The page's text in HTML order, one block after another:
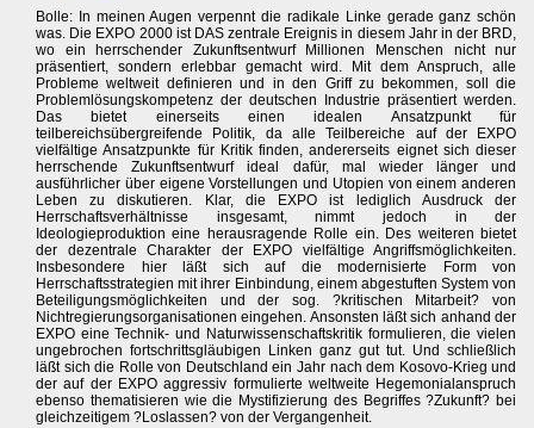
Bolle: In meinen Augen verpennt die radikale Linke gerade ganz schön
was. Die EXPO 2000 ist DAS zentrale Ereignis in diesem Jahr in der BRD,
wo ein herrschender Zukunftsentwurf Millionen Menschen nicht nur
präsentiert, sondern erlebbar gemacht wird. Mit dem Anspruch, alle
Probleme weltweit definieren und in den Griff zu bekommen, soll die
Problemlösungskompetenz der deutschen Industrie präsentiert werden.
Das bietet einerseits einen idealen Ansatzpunkt für
teilbereichsübergreifende Politik, da alle Teilbereiche auf der EXPO
vielfältige Ansatzpunkte für Kritik finden, andererseits eignet sich dieser
herrschende Zukunftsentwurf ideal dafür, mal wieder länger und
ausführlicher über eigene Vorstellungen und Utopien von einem anderen
Leben zu diskutieren. Klar, die EXPO ist lediglich Ausdruck der
Herrschaftsverhältnisse insgesamt, nimmt jedoch in der
Ideologieproduktion eine herausragende Rolle ein. Des weiteren bietet
der dezentrale Charakter der EXPO vielfältige Angriffsmöglichkeiten.
Insbesondere hier läßt sich auf die modernisierte Form von
Herrschaftsstrategien mit ihrer Einbindung, einem abgestuften System von
Beteiligungsmöglichkeiten und der sog. ?kritischen Mitarbeit? von
Nichtregierungsorganisationen eingehen. Ansonsten läßt sich anhand der
EXPO eine Technik- und Naturwissenschaftskritik formulieren, die vielen
ungebrochen fortschrittsgläubigen Linken ganz gut tut. Und schließlich
läßt sich die Rolle von Deutschland ein Jahr nach dem Kosovo-Krieg und
der auf der EXPO aggressiv formulierte weltweite Hegemonialanspruch
ebenso thematisieren wie die Mystifizierung des Begriffes ?Zukunft? bei
gleichzeitigem ?Loslassen? von der Vergangenheit.